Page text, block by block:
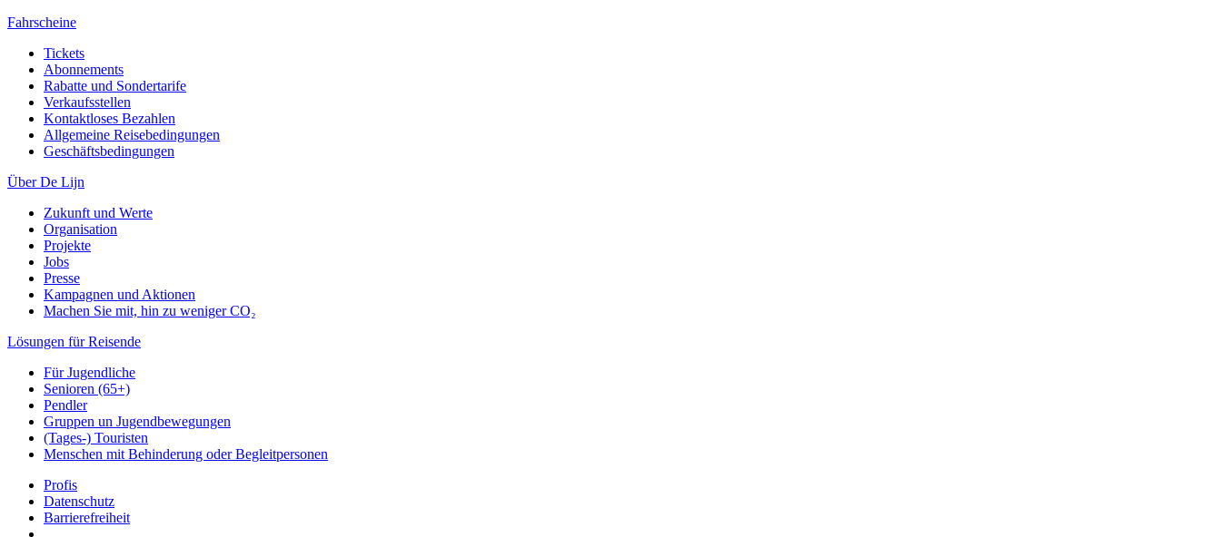
Fahrscheine
Tickets
Abonnements
Rabatte und Sondertarife
Verkaufsstellen
Kontaktloses Bezahlen
Allgemeine Reisebedingungen
Geschäftsbedingungen
Über De Lijn
Zukunft und Werte
Organisation
Projekte
Jobs
Presse
Kampagnen und Aktionen
Machen Sie mit, hin zu weniger CO₂
Lösungen für Reisende
Für Jugendliche
Senioren (65+)
Pendler
Gruppen un Jugendbewegungen
(Tages-) Touristen
Menschen mit Behinderung oder Begleitpersonen
Profis
Datenschutz
Barrierefreiheit